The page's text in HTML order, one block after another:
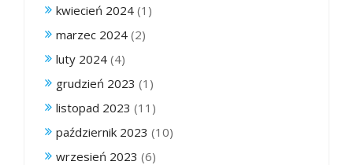
kwiecień 2024 (1)
marzec 2024 (2)
luty 2024 (4)
grudzień 2023 (1)
listopad 2023 (11)
październik 2023 (10)
wrzesień 2023 (6)